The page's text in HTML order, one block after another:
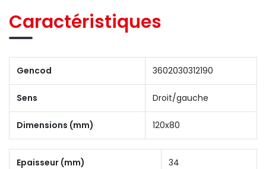
Caractéristiques
Gencod 3602030312190
Sens Droit/gauche
Dimensions (mm) 120x80
Epaisseur (mm) 34